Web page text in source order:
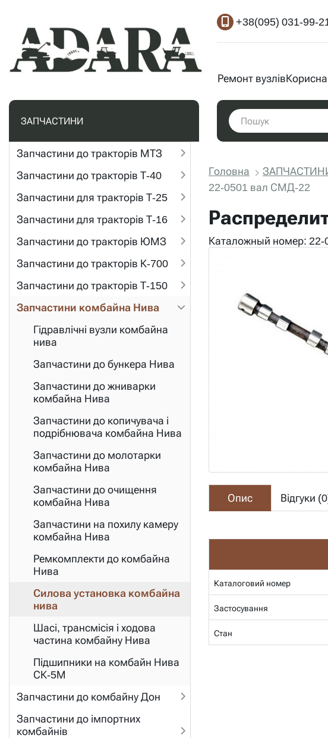
+38(095) 031-99-
Ремонт вузлів
ЗАПЧАСТИНИ
Запчастини до тракторів МТЗ
Запчастини до тракторів Т-40
Запчастини для тракторів Т-25
Запчастини для тракторів Т-16
Запчастини до тракторів ЮМЗ
Запчастини до тракторів К-700
Запчастини до тракторів Т-150
Запчастини комбайна Нива
Гідравлічні вузли комбайна
нива
Запчастини до бункера Нива
Запчастини до жниварки
комбайна Нива
Запчастини до копичувача і
подрібнювача комбайна Нива
Запчастини до молотарки
комбайна Нива
Запчастини до очищення
комбайна Нива
Запчастини на похилу камеру
комбайна Нива
Ремкомплекти до комбайна
Нива
Силова установка комбайна
нива
Шасі, трансмісія і ходова
частина комбайну Нива
Підшипники на комбайн Нива
СК-5М
Запчастини до комбайну Дон
Запчастини до імпортних
комбайнів
Головна
22-0501 вал СМД-22
Каталожный номер: 22-
Опис Відгуки (0
Каталоговий номер
Застосування
Стан